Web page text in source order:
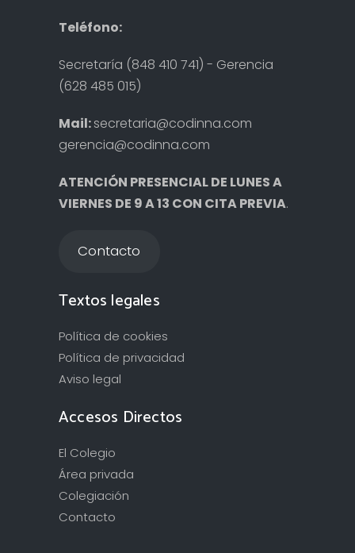
Teléfono:
Secretaría (848 410 741) - Gerencia
(628 485 015)
Mail:secretaria@codinna.com
gerencia@codinna.com
ATENCIÓN PRESENCIAL DE LUNES A
VIERNES DE 9 A 13 CON CITA PREVIA.
Contacto
Textos legales
Política de cookies
Política de privacidad
Aviso legal
Accesos Directos
El Colegio
Área privada
Colegiación
Contacto